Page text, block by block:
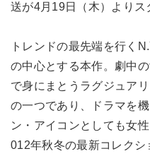
送が4月19日（木）よりス
トレンドの最先端を行く
の中心とする本作。劇中
で身にまとうラグジュア
の一つであり、ドラマを
ン・アイコンとしても女
012年秋冬の最新コレクシ